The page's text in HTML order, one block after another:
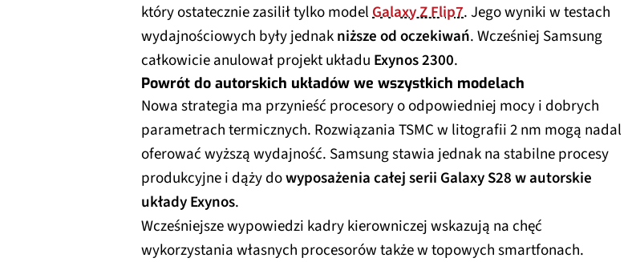
który ostatecznie zasilił tylko modelGalaxy Z Flip7. Jego wyniki w testach
wydajnościowych były jednakniższe od oczekiwań. Wcześniej Samsung
całkowicie anulował projekt układu Exynos 2300.
Powrót do autorskich układów we wszystkich modelach
Nowa strategia ma przynieść procesory o odpowiedniej mocy i dobrych
parametrach termicznych. Rozwiązania TSMC w litografii 2 nm mogą nadal
oferować wyższą wydajność. Samsung stawia jednak na stabilne procesy
produkcyjne i dąży dowyposażenia całej serii Galaxy S28 w autorskie
układy Exynos.
Wcześniejsze wypowiedzi kadry kierowniczej wskazują na chęć
wykorzystania własnych procesorów także w topowych smartfonach.